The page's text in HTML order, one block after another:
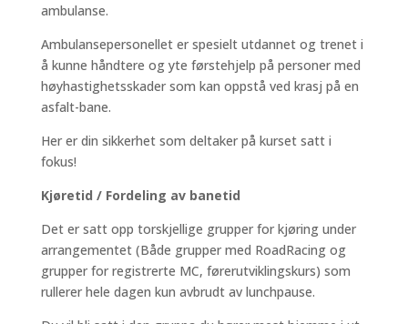
ambulanse.
Ambulansepersonellet er spesielt utdannet og trenet i
å kunne håndtere og yte førstehjelp på personer med
høyhastighetsskader som kan oppstå ved krasj på en
asfalt-bane.
Her er din sikkerhet som deltaker på kurset satt i
fokus!
Kjøretid / Fordeling av banetid
Det er satt opp torskjellige grupper for kjøring under
arrangementet (Både grupper med RoadRacing og
grupper for registrerte MC, førerutviklingskurs) som
rullerer hele dagen kun avbrudt av lunchpause.